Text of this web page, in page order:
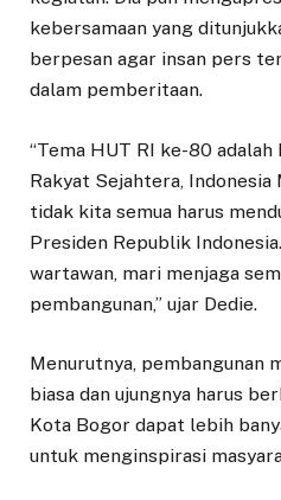
kebersamaan yang
berpesan agar insan pers
dalam pemberitaan.
“Tema HUT RI ke-80 adalah
Rakyat Sejahtera, Indonesia
tidak kita semua harus
Presiden Republik
wartawan, mari menjaga
pembangunan,” ujar Dedie.
Menurutnya, pembangunan
biasa dan ujungnya harus
Kota Bogor dapat lebih
untuk menginspirasi